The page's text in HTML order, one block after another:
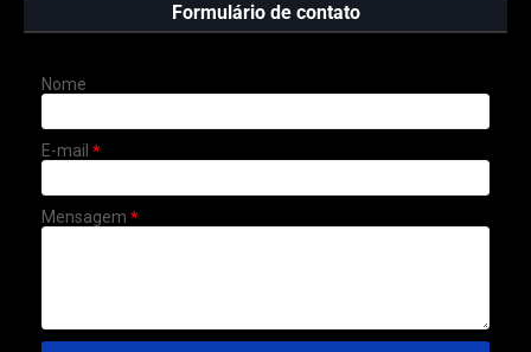
Formulário de contato
Nome
E-mail *
Mensagem *